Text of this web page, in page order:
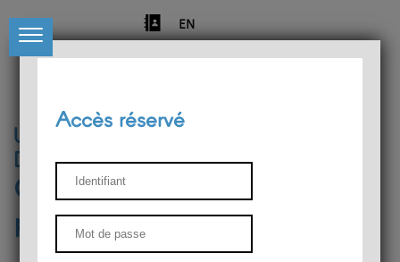
EN
Université de Liège
Département de philosophie
Centre de recherches
phénoménologiques
Accès réservé